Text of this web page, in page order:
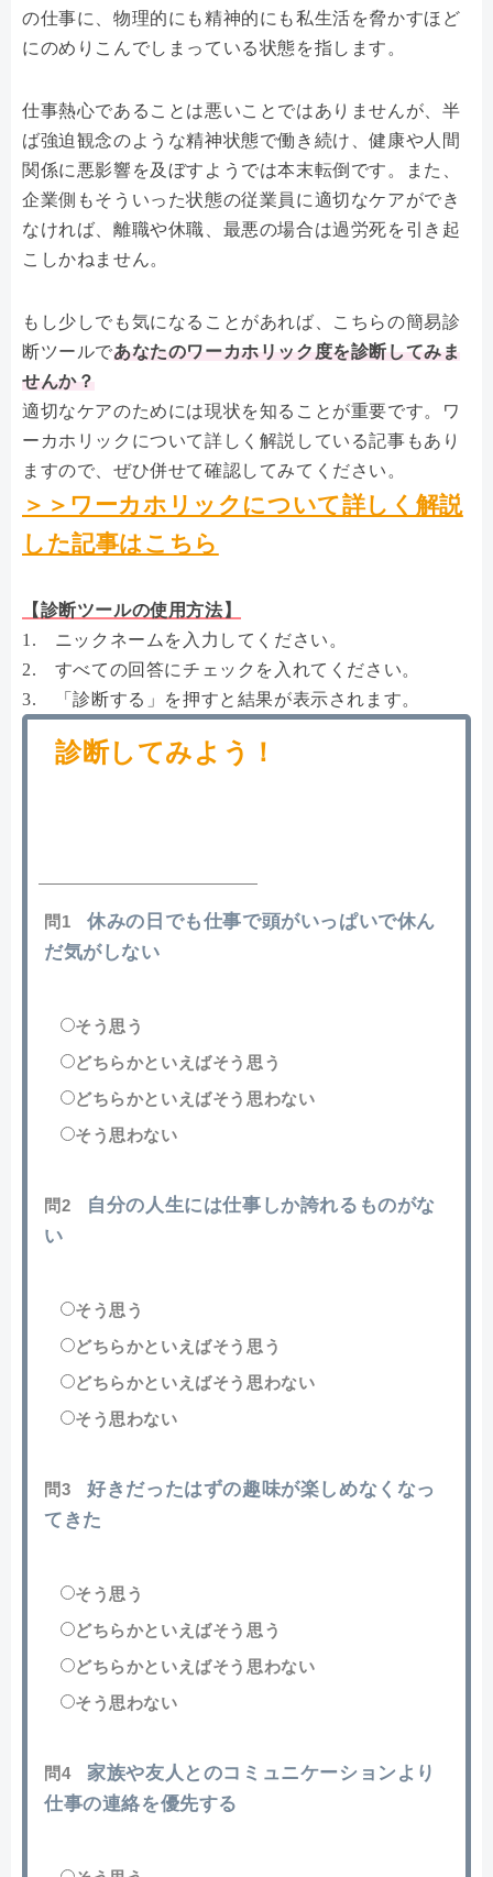
の仕事に、物理的にも精神的にも私生活を脅かすほど
にのめりこんでしまっている状態を指します。
仕事熱心であることは悪いことではありませんが、半
ば強迫観念のような精神状態で働き続け、健康や人間
関係に悪影響を及ぼすようでは本末転倒です。また、
企業側もそういった状態の従業員に適切なケアができ
なければ、離職や休職、最悪の場合は過労死を引き起
こしかねません。
もし少しでも気になることがあれば、こちらの簡易診
断ツールであなたのワーカホリック度を診断してみま
せんか？
適切なケアのためには現状を知ることが重要です。ワ
ーカホリックについて詳しく解説している記事もあり
ますので、ぜひ併せて確認してみてください。
＞＞ワーカホリックについて詳しく解説
した記事はこちら
【診断ツールの使用方法】
1. ニックネームを入力してください。
2. すべての回答にチェックを入れてください。
3. 「診断する」を押すと結果が表示されます。
診断してみよう！
問1
休みの日でも仕事で頭がいっぱいで休ん
だ気がしない
そう思う
どちらかといえばそう思う
どちらかといえばそう思わない
そう思わない
問2
自分の人生には仕事しか誇れるものがな
い
そう思う
どちらかといえばそう思う
どちらかといえばそう思わない
そう思わない
問3
好きだったはずの趣味が楽しめなくなっ
てきた
そう思う
どちらかといえばそう思う
どちらかといえばそう思わない
そう思わない
問4
家族や友人とのコミュニケーションより
仕事の連絡を優先する